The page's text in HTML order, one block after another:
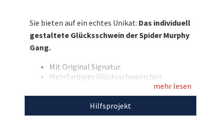
einzigartige Auktionen für den guten Zweck!
Sie bieten auf ein echtes Unikat: Das individuell
gestaltete Glücksschwein der Spider Murphy
Gang.
Mit Original Signatur
Mehrfarbiges Glücksschweinchen
Den Erlös der Auktion „Von der Band Spider
Murphy Gang gestaltetes und signiertes
mehr lesen
Hilfsprojekt